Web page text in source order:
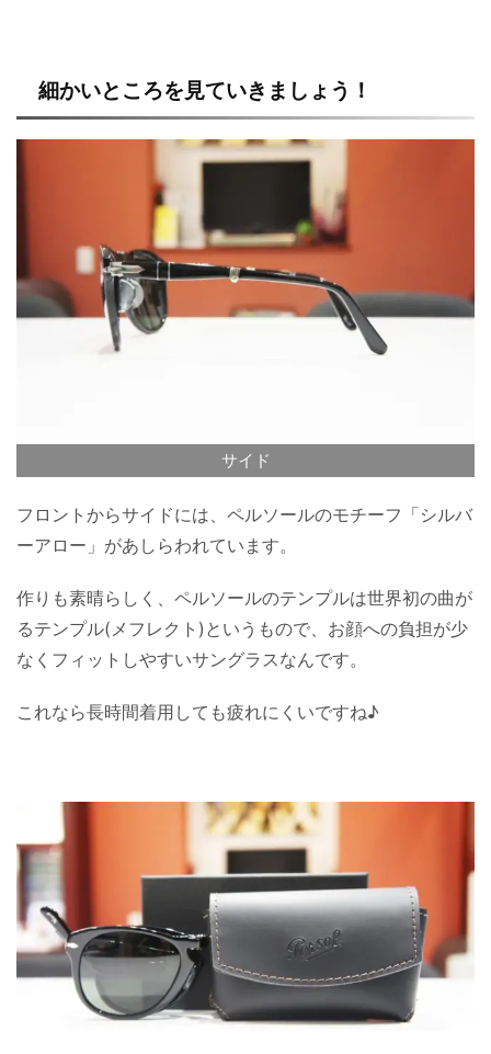
細かいところを見ていきましょう！
サイド
フロントからサイドには、ペルソールのモチーフ「シルバ
ーアロー」があしらわれています。
作りも素晴らしく、ペルソールのテンプルは世界初の曲が
るテンプル(メフレクト)というもので、お顔への負担が少
なくフィットしやすいサングラスなんです。
これなら長時間着用しても疲れにくいですね♪